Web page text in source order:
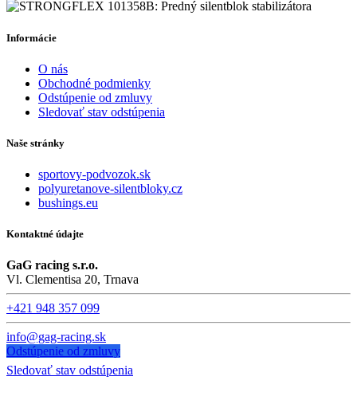
Informácie
O nás
Obchodné podmienky
Odstúpenie od zmluvy
Sledovať stav odstúpenia
Naše stránky
sportovy-podvozok.sk
polyuretanove-silentbloky.cz
bushings.eu
Kontaktné údajte
GaG racing s.r.o.
Vl. Clementisa 20, Trnava
+421 948 357 099
info@gag-racing.sk
Odstúpenie od zmluvy
Sledovať stav odstúpenia